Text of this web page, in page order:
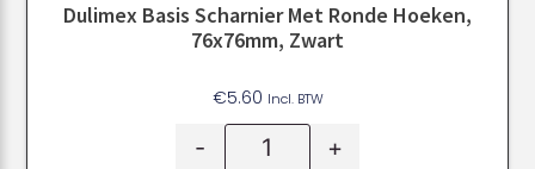
Dulimex Basis Scharnier Met Ronde Hoeken,
76x76mm, Zwart
€5.60 Incl. BTW
- +